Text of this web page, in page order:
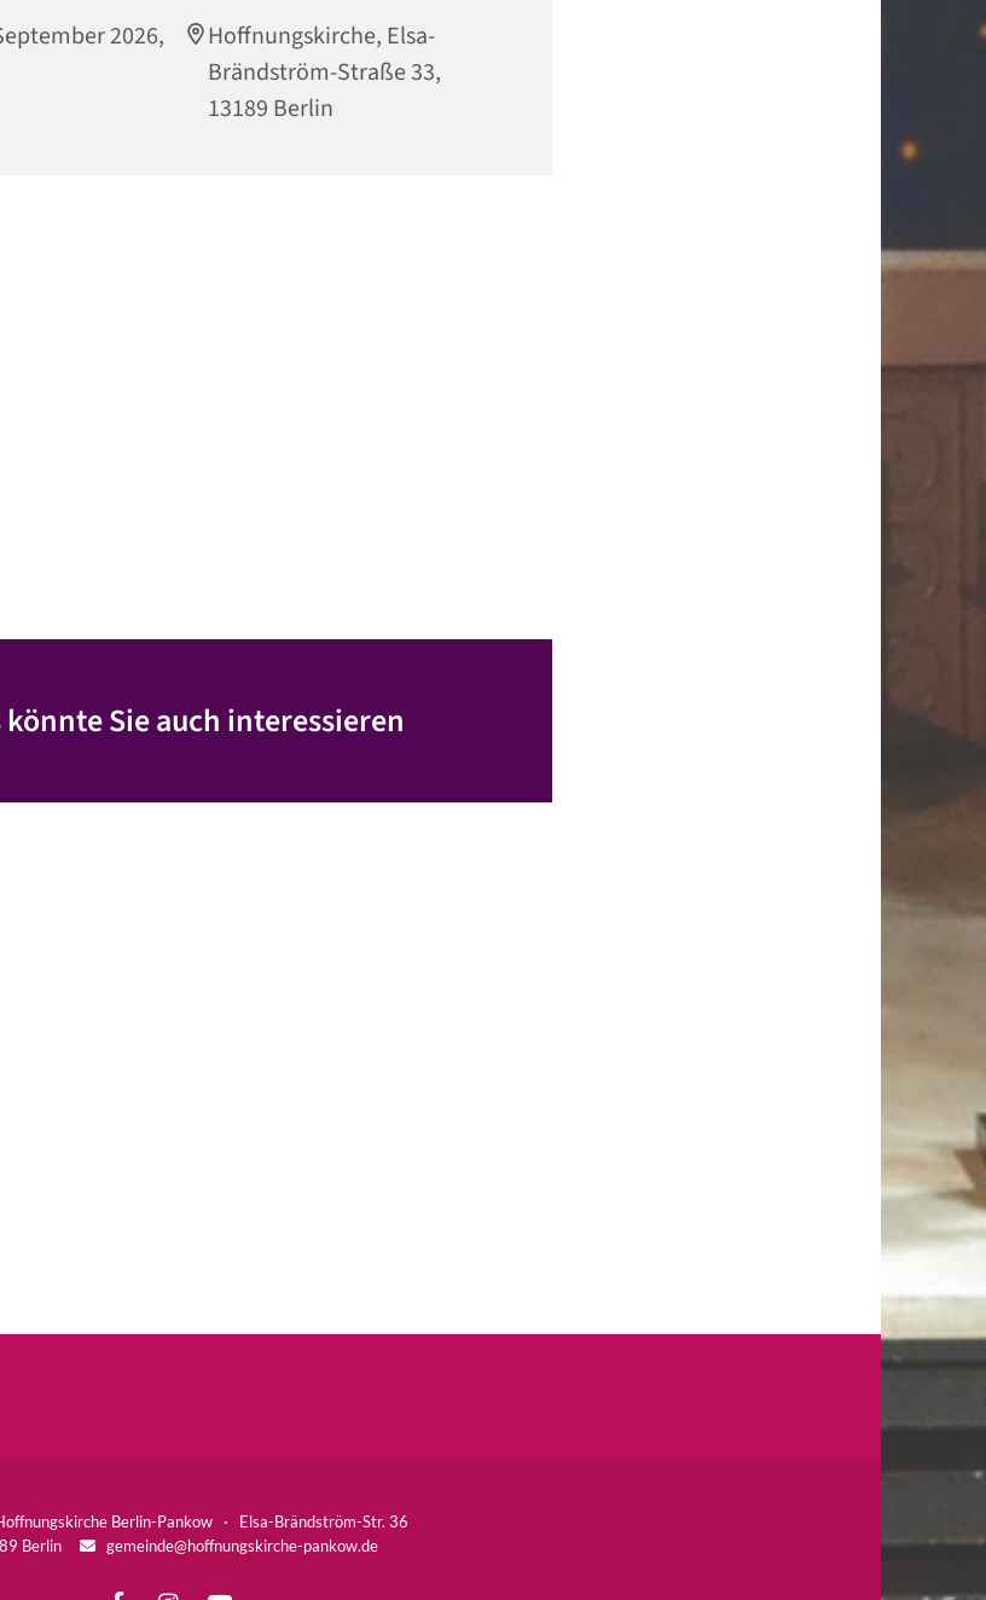
2026,
Hoffnungskirche, Elsa-
Brändström-Straße 33,
13189 Berlin
könnte Sie auch interessieren
Berlin-Pankow · Elsa-Brändström-Str. 36
Berlin
 gemeinde@hoffnungskirche-pankow.de